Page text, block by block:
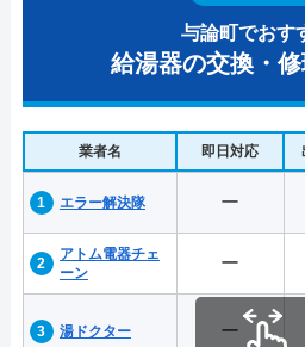
与論町でおす
給湯器の交換・
業者名 即日対応
エラー解決隊 ー
アトム電器チェ
ーン
ー
湯ドクター ー